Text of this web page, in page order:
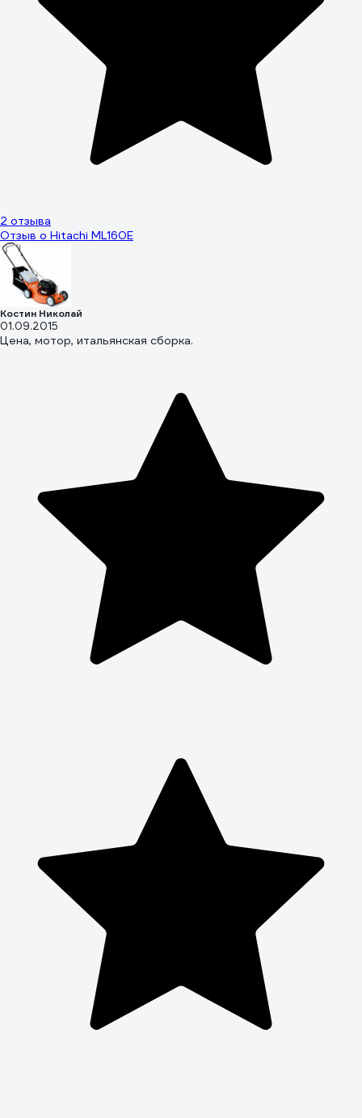
2 отзыва
Отзыв о Hitachi ML160E
Костин Николай
01.09.2015
Цена, мотор, итальянская сборка.